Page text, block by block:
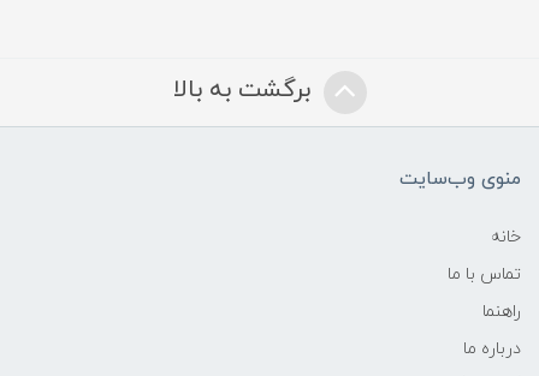
برگشت به بالا
منوی وب‌سایت
خانه
تماس با ما
راهنما
درباره ما